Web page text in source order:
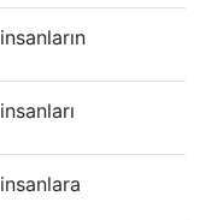
insanların
insanları
insanlara